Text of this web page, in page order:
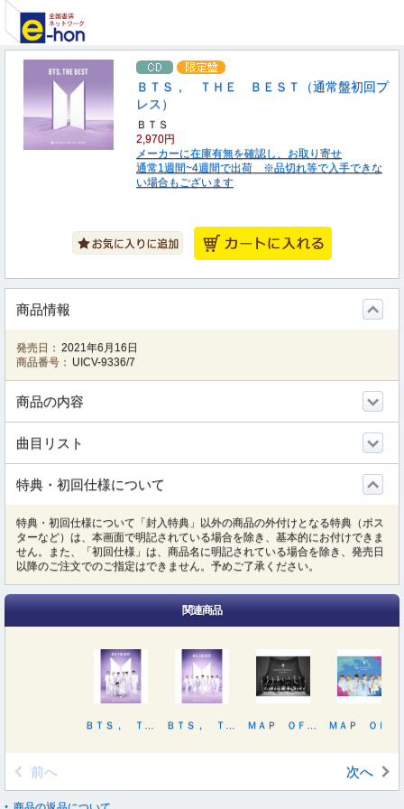
ＢＴＳ， ＴＨＥ ＢＥＳＴ（通常盤初回プ
レス）
ＢＴＳ
2,970円
メーカーに在庫有無を確認し、お取り寄せ
通常1週間~4週間で出荷 ※品切れ等で入手できな
い場合もございます
商品情報
発売日： 2021年6月16日
商品番号： UICV-9336/7
商品の内容
曲目リスト
特典・初回仕様について
特典・初回仕様について「封入特典」以外の商品の外付けとなる特典（ポス
ターなど）は、本画面で明記されている場合を除き、基本的にお付けできま
せん。また、「初回仕様」は、商品名に明記されている場合を除き、発売日
以降のご注文でのご指定はできません。予めご了承ください。
関連商品
前へ 次へ